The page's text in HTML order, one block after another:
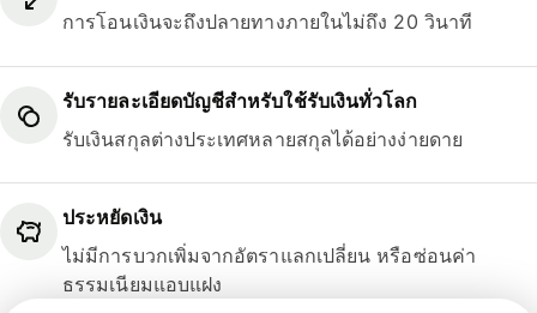
การโอนเงินจะถึงปลายทางภายในไม่ถึง 20 วินาที
รับรายละเอียดบัญชีสำหรับใช้รับเงินทั่วโลก
รับเงินสกุลต่างประเทศหลายสกุลได้อย่างง่ายดาย
ประหยัดเงิน
ไม่มีการบวกเพิ่มจากอัตราแลกเปลี่ยน หรือซ่อนค่า
ธรรมเนียมแอบแฝง